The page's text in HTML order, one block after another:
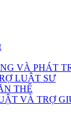
VÀ PHÁT
LUẬT SƯ
THỂ
VÀ TRỢ